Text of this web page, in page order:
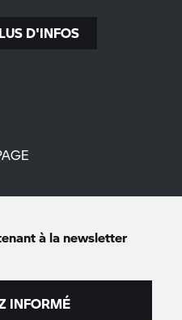
D'INFOS
à la newsletter
INFORMÉ